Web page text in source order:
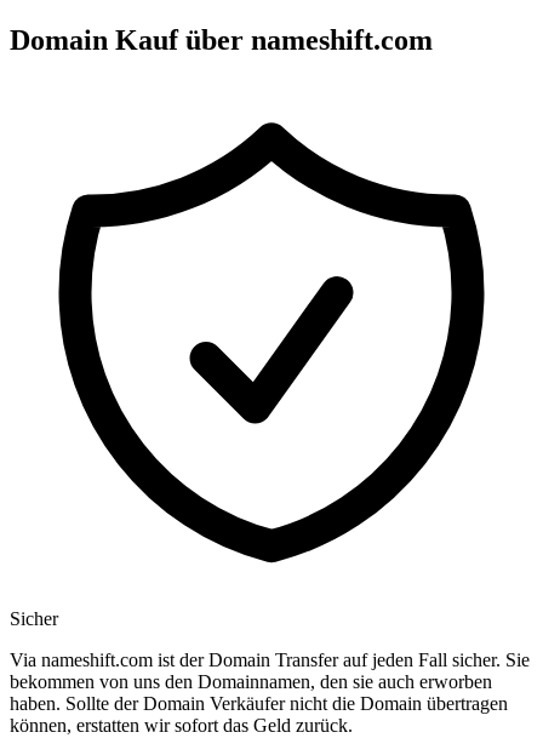
Domain Kauf über nameshift.com
Sicher
Via nameshift.com ist der Domain Transfer auf jeden Fall sicher. Sie
bekommen von uns den Domainnamen, den sie auch erworben
haben. Sollte der Domain Verkäufer nicht die Domain übertragen
können, erstatten wir sofort das Geld zurück.